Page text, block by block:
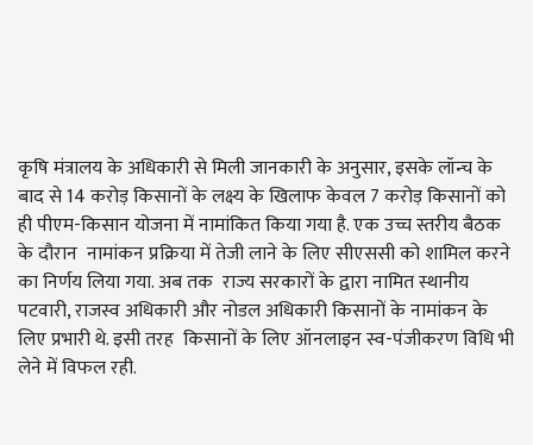
कृषि मंत्रालय के अधिकारी से मिली जानकारी के अनुसार, इसके लॉन्च के
बाद से 14 करोड़ किसानों के लक्ष्य के खिलाफ केवल 7 करोड़ किसानों को
ही पीएम-किसान योजना में नामांकित किया गया है. एक उच्च स्तरीय बैठक
के दौरान नामांकन प्रक्रिया में तेजी लाने के लिए सीएससी को शामिल करने
का निर्णय लिया गया. अब तक राज्य सरकारों के द्वारा नामित स्थानीय
पटवारी, राजस्व अधिकारी और नोडल अधिकारी किसानों के नामांकन के
लिए प्रभारी थे. इसी तरह किसानों के लिए ऑनलाइन स्व-पंजीकरण विधि भी
लेने में विफल रही.